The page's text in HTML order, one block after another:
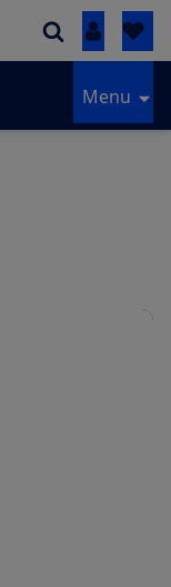
Inloggen
Menu